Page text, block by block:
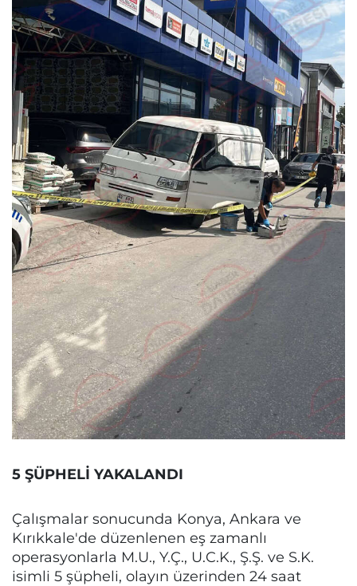
5 ŞÜPHELİ YAKALANDI
Çalışmalar sonucunda Konya, Ankara ve
Kırıkkale'de düzenlenen eş zamanlı
operasyonlarla M.U., Y.Ç., U.C.K., Ş.Ş. ve S.K.
isimli 5 şüpheli, olayın üzerinden 24 saat